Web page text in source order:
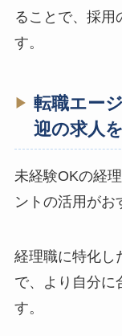
ることで、採用
す。
転職エー
迎の求人
未経験OKの経
ントの活用がお
経理職に特化し
で、より自分に
す。